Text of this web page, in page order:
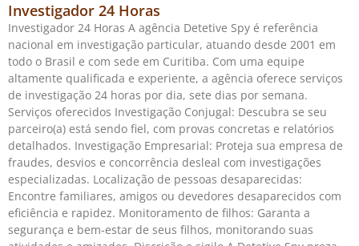
Investigador 24 Horas
Investigador 24 Horas A agência Detetive Spy é referência
nacional em investigação particular, atuando desde 2001 em
todo o Brasil e com sede em Curitiba. Com uma equipe
altamente qualificada e experiente, a agência oferece serviços
de investigação 24 horas por dia, sete dias por semana.
Serviços oferecidos Investigação Conjugal: Descubra se seu
parceiro(a) está sendo fiel, com provas concretas e relatórios
detalhados. Investigação Empresarial: Proteja sua empresa de
fraudes, desvios e concorrência desleal com investigações
especializadas. Localização de pessoas desaparecidas:
Encontre familiares, amigos ou devedores desaparecidos com
eficiência e rapidez. Monitoramento de filhos: Garanta a
segurança e bem-estar de seus filhos, monitorando suas